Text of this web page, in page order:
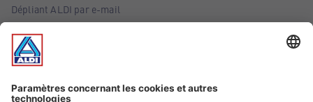
Dépliant ALDI par e-mail
Offres
Infos essentielles